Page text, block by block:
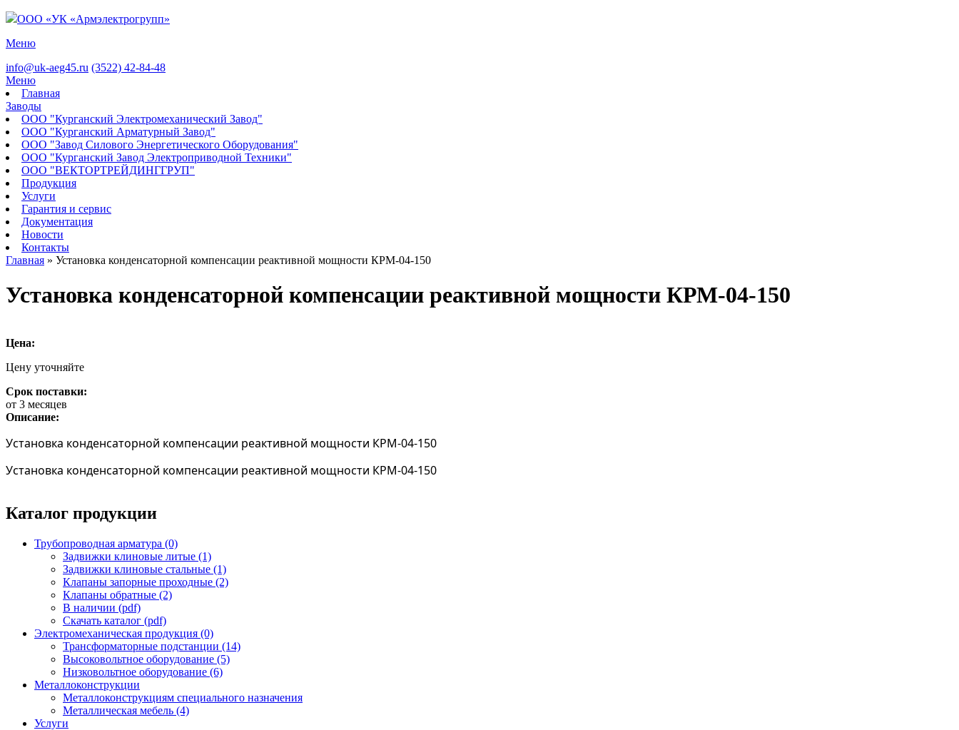
Jump to navigation
ООО «УК «Армэлектрогрупп»
Меню
info@uk-aeg45.ru (3522) 42-84-48
Меню
Главная
Заводы
ООО "Курганский Электромеханический Завод"
ООО "Курганский Арматурный Завод"
ООО "Завод Силового Энергетического Оборудования"
ООО "Курганский Завод Электроприводной Техники"
ООО "ВЕКТОРТРЕЙДИНГГРУП"
Продукция
Услуги
Гарантия и сервис
Документация
Новости
Контакты
Главная » Установка конденсаторной компенсации реактивной мощности КРМ-04-150
Установка конденсаторной компенсации реактивной мощности КРМ-04-150
Цена:
Цену уточняйте
Срок поставки:
от 3 месяцев
Описание:
Установка конденсаторной компенсации реактивной мощности КРМ-04-150
Установка конденсаторной компенсации реактивной мощности КРМ-04-150
Каталог продукции
Трубопроводная арматура (0)
Задвижки клиновые литые (1)
Задвижки клиновые стальные (1)
Клапаны запорные проходные (2)
Клапаны обратные (2)
В наличии (pdf)
Скачать каталог (pdf)
Электромеханическая продукция (0)
Трансформаторные подстанции (14)
Высоковольтное оборудование (5)
Низковольтное оборудование (6)
Металлоконструкции
Металлоконструкциям специального назначения
Металлическая мебель (4)
Услуги